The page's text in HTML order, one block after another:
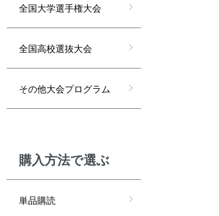
全国大学選手権大会
全国高校選抜大会
その他大会プログラム
購⼊⽅法で選ぶ
単品購読